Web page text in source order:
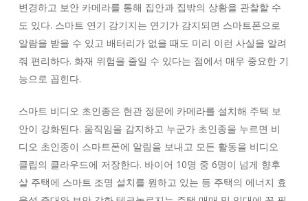
변경하고 보안 카메라를 통해 집안과 집밖의 상황을 관찰할 수
도 있다. 스마트 연기 감기지는 연기가 감지되면 스마트폰으로
알람을 받을 수 있고 배터리가 없을 때도 미리 이런 사실을 알려
줘 편리하다. 화재 위험을 줄일 수 있다는 점에서 매우 중요한 기
능으로 꼽힌다.
스마트 비디오 초인종은 현관 정문에 카메라를 설치해 주택 보
안이 강화된다. 움직임을 감지하고 누군가 초인종을 누르면 비
디오 초인종이 스마트폰에 알림을 보내고 모든 활동을 비디오
클립의 클라우드에 저장한다. 바이어 10명 중 6명이 넘게 향후
살 주택에 스마트 조명 설치를 원하고 있는 등 주택의 에너지 효